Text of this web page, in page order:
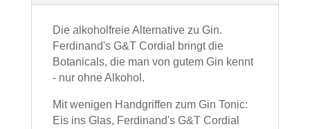
Die alkoholfreie Alternative zu Gin.
Ferdinand's G&T Cordial bringt die
Botanicals, die man von gutem Gin kennt
- nur ohne Alkohol.
Mit wenigen Handgriffen zum Gin Tonic:
Eis ins Glas, Ferdinand's G&T Cordial